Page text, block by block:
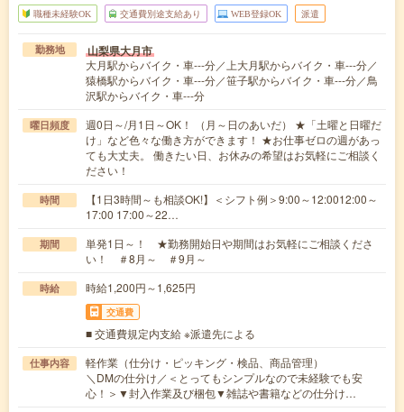
職種未経験OK 交通費別途支給あり WEB登録OK 派遣
勤務地 山梨県大月市
大月駅からバイク・車---分／上大月駅からバイク・車---分／
猿橋駅からバイク・車---分／笹子駅からバイク・車---分／鳥
沢駅からバイク・車---分
曜日頻度
週0日～/月1日～OK！ （月～日のあいだ） ★「土曜と日曜だ
け」など色々な働き方ができます！ ★お仕事ゼロの週があっ
ても大丈夫。 働きたい日、お休みの希望はお気軽にご相談く
ださい！
時間
【1日3時間～も相談OK!】＜シフト例＞9:00～12:0012:00～
17:00 17:00～22…
期間
単発1日～！ ★勤務開始日や期間はお気軽にご相談くださ
い！ ＃8月～ ＃9月～
時給 時給1,200円～1,625円
交通費
■ 交通費規定内支給 ※派遣先による
仕事内容
軽作業（仕分け・ピッキング・検品、商品管理）
＼DMの仕分け／＜とってもシンプルなので未経験でも安
心！＞▼封入作業及び梱包▼雑誌や書籍などの仕分け…